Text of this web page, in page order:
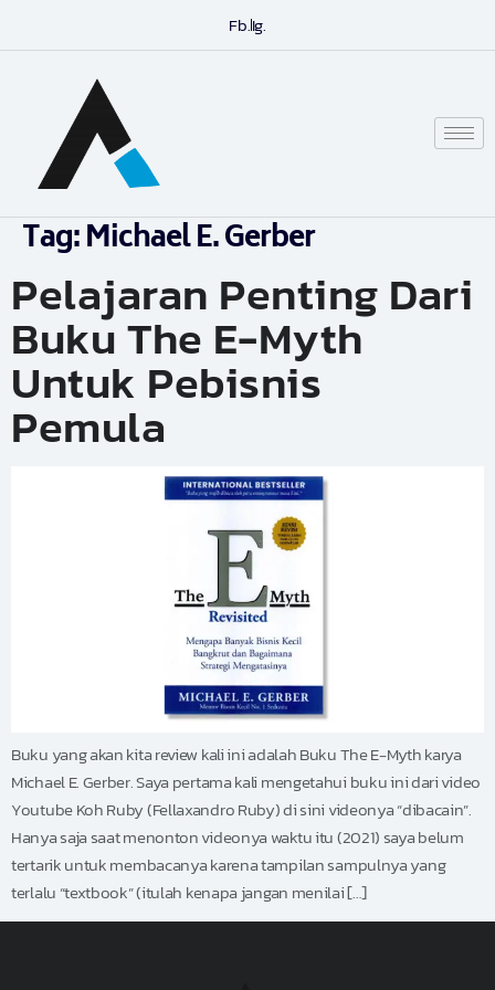
Fb.Ig.
Tag:Michael E. Gerber
Pelajaran Penting Dari
Buku The E-Myth
Untuk Pebisnis
Pemula
Buku yang akan kita review kali ini adalah Buku The E-Myth karya
Michael E. Gerber. Saya pertama kali mengetahui buku ini dari video
Youtube Koh Ruby (Fellaxandro Ruby) di sini videonya “dibacain”.
Hanya saja saat menonton videonya waktu itu (2021) saya belum
tertarik untuk membacanya karena tampilan sampulnya yang
terlalu “textbook” (itulah kenapa jangan menilai […]